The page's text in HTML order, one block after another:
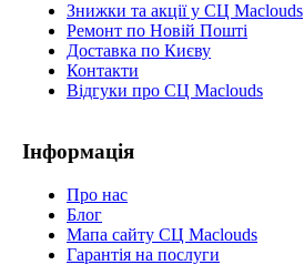
Знижки та акції у СЦ Maclouds
Ремонт по Новій Пошті
Доставка по Києву
Контакти
Відгуки про СЦ Maclouds
Інформація
Про нас
Блог
Мапа сайту СЦ Maclouds
Гарантія на послуги